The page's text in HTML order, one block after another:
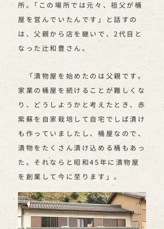
所｡「この場所では元々、祖父が桶
屋を営んでいたんです」と話すの
は、父親から店を継いで、2代目と
なった辻和豊さん。
「漬物屋を始めたのは父親です｡
家業の桶屋を続けることが難しくな
り、どうしようかと考えたとき、赤
紫蘇を自家栽培して自宅でしば漬け
も作っていましたし、桶屋なので、
漬物をたくさん漬け込める桶もあっ
た。それならと昭和45年に漬物屋
を創業して今に至ります」。